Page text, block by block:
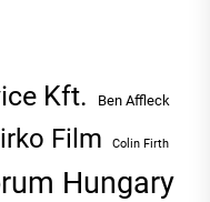
Kft. Ben Affleck
Film Colin Firth
Hungary